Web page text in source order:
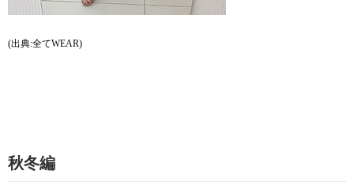
(出典:全てWEAR)
秋冬編